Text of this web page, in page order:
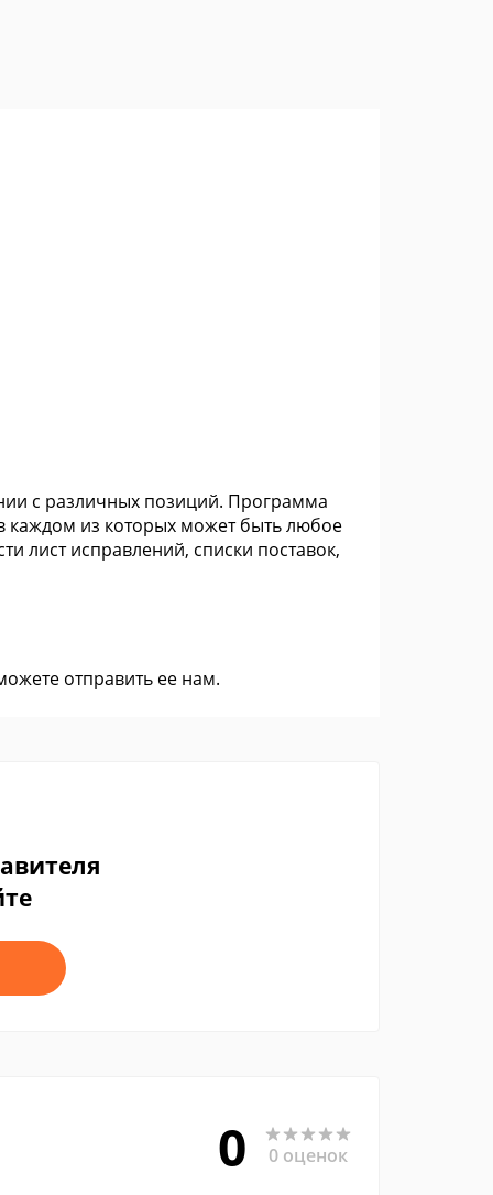
с различных позиций. Программа
каждом из которых может быть любое
лист исправлений, списки поставок,
отправить ее нам.
0 0 оценок